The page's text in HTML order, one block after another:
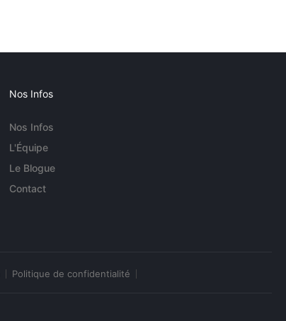
Nos Infos
Nos Infos
L'Équipe
Le Blogue
Contact
Politique de confidentialité